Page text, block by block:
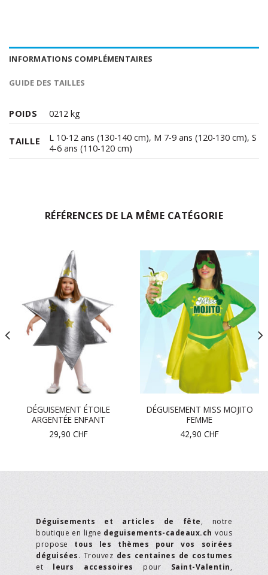
INFORMATIONS COMPLÉMENTAIRES
GUIDE DES TAILLES
POIDS 0212 kg
TAILLE L 10-12 ans (130-140 cm), M 7-9 ans (120-130 cm),S
4-6 ans (110-120 cm)
RÉFÉRENCES DE LA MÊME CATÉGORIE
DÉGUISEMENT ÉTOILE
ARGENTÉE ENFANT
29,90 CHF
DÉGUISEMENT MISS MOJITO
FEMME
42,90 CHF
Déguisements et articles de fête, notre
boutique en ligne deguisements-cadeaux.ch vous
propose tous les thèmes pour vos soirées
déguisées. Trouvez des centaines de costumes
et leurs accessoires pour Saint-Valentin,